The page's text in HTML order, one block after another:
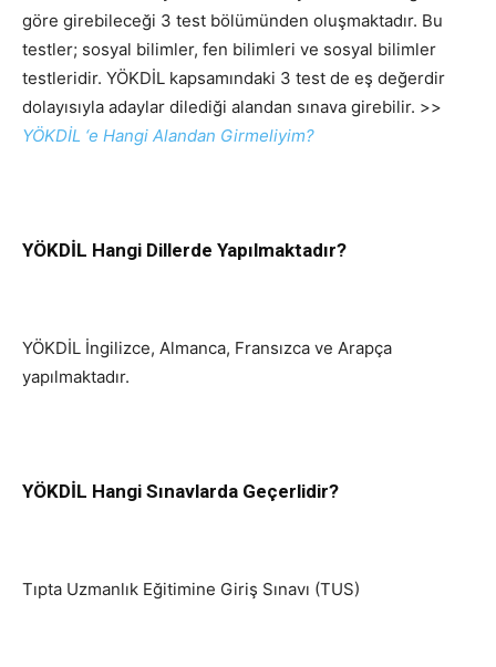
göre girebileceği 3 test bölümünden oluşmaktadır. Bu
testler; sosyal bilimler, fen bilimleri ve sosyal bilimler
testleridir. YÖKDİL kapsamındaki 3 test de eş değerdir
dolayısıyla adaylar dilediği alandan sınava girebilir. >>
YÖKDİL ‘e Hangi Alandan Girmeliyim?
YÖKDİL Hangi Dillerde Yapılmaktadır?
YÖKDİL İngilizce, Almanca, Fransızca ve Arapça
yapılmaktadır.
YÖKDİL Hangi Sınavlarda Geçerlidir?
Tıpta Uzmanlık Eğitimine Giriş Sınavı (TUS)